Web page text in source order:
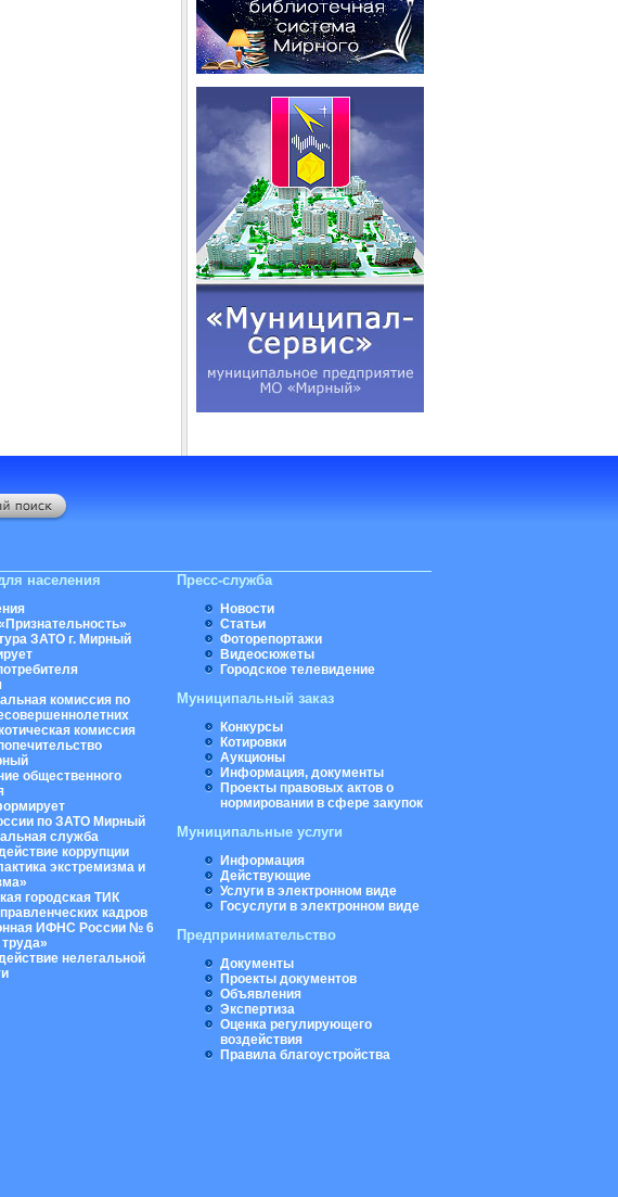
населения
ЗАТО г. Мирный
комиссия по
комиссия
общественного
по ЗАТО Мирный
cлужба
коррупции
экстремизма и
городская ТИК
кадров
ИФНС России № 6
нелегальной
Пресс-служба
Новости
Статьи
Фоторепортажи
Видеосюжеты
Городское телевидение
Муниципальный заказ
Конкурсы
Котировки
Аукционы
Информация, документы
Проекты правовых актов о
нормировании в сфере закупок
Муниципальные услуги
Информация
Действующие
Услуги в электронном виде
Госуслуги в электронном виде
Предпринимательство
Документы
Проекты документов
Объявления
Экспертиза
Оценка регулирующего
воздействия
Правила благоустройства